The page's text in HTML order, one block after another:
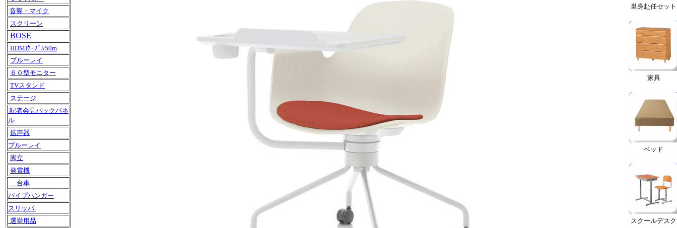
音響・マイク
スクリーン
BOSE
HDMIｹｰﾌﾞﾙ50m
ブルーレイ
６０型モニター
TVスタンド
ステージ
記者会見バックパネ
ル
拡声器
ブルーレイ
脚立
発電機
台車
パイプハンガー
スリッパ
選挙用品
単身赴任セット
家具
ベッド
スクールデスク